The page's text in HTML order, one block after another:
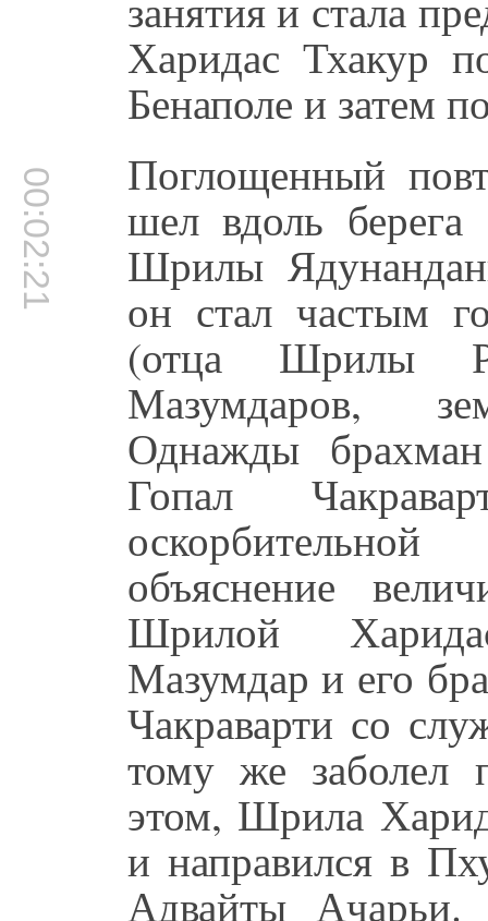
Харидас Тхакур
Бенаполе и затем
00:02:21 Поглощенный
шел вдоль
Шрилы
он стал частым
(отца Шрилы
Мазумдаров,
Однажды
Гопал
объяснение
Шрилой
Мазумдар и его
Чакраварти со
тому же заболел
этом, Шрила
и направился в
Адвайты Ачарьи.